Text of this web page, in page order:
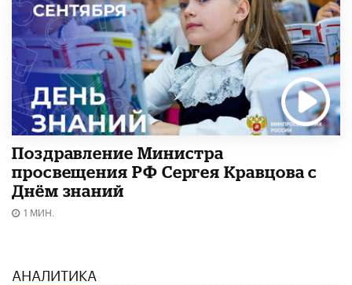
Поздравление Министра
просвещения РФ Сергея Кравцова с
Днём знаний
1 МИН.
АНАЛИТИКА